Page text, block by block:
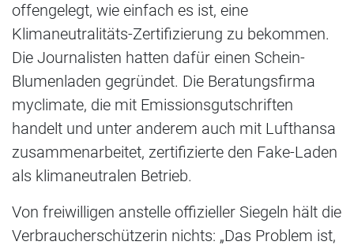
offengelegt, wie einfach es ist, eine
Klimaneutralitäts-Zertifizierung zu bekommen.
Die Journalisten hatten dafür einen Schein-
Blumenladen gegründet. Die Beratungsfirma
myclimate, die mit Emissionsgutschriften
handelt und unter anderem auch mit Lufthansa
zusammenarbeitet, zertifizierte den Fake-Laden
als klimaneutralen Betrieb.
Von freiwilligen anstelle offizieller Siegeln hält die
Verbraucherschützerin nichts: „Das Problem ist,